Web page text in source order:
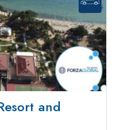
and